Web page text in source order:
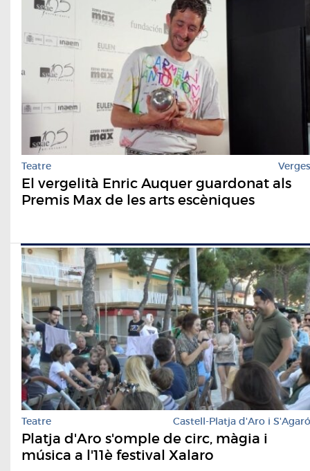
Teatre Verges
El vergelità Enric Auquer guardonat als
Premis Max de les arts escèniques
Teatre Castell-Platja d'Aro i S'Agaró
Platja d'Aro s'omple de circ, màgia i
música a l'11è festival Xalaro